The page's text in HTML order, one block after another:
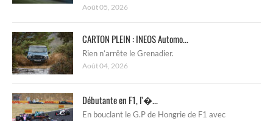
Août 05, 2026
CARTON PLEIN : INEOS Automo...
Rien n’arrête le Grenadier.
Août 04, 2026
Débutante en F1, l’�...
En bouclant le G.P de Hongrie de F1 avec